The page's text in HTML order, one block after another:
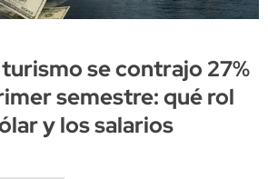
se contrajo 27%
semestre: qué rol
y los salarios